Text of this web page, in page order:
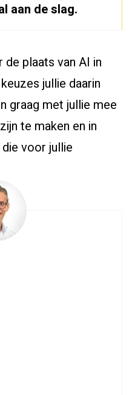
aan de slag.
plaats van AI in
jullie daarin
graag met jullie mee
te maken en in
voor jullie